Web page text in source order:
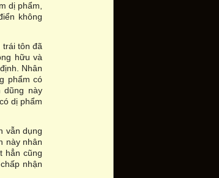
dị phẩm,
không
tôn đã
hữu và
Nhân
phẩm có
dũng này
dị phẩm
vẫn dụng
này nhân
hẳn cũng
nhận